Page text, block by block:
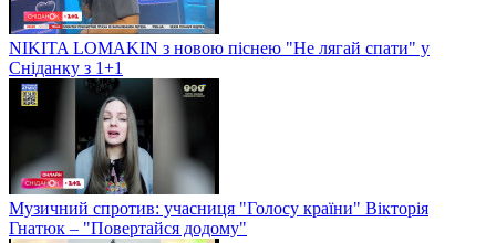
NIKITA LOMAKIN з новою піснею "Не лягай спати" у
Сніданку з 1+1
Музичний спротив: учасниця "Голосу країни" Вікторія
Гнатюк – "Повертайся додому"